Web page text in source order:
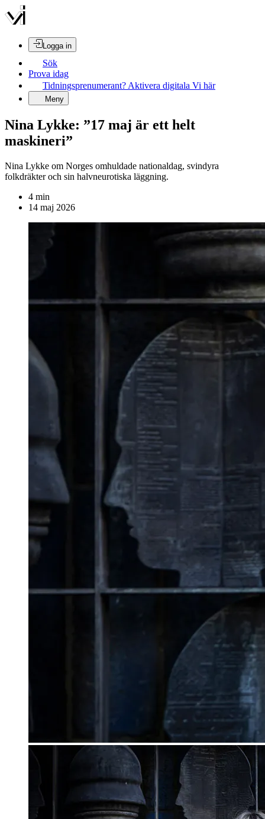
Logga in
Sök
Prova idag
Tidningsprenumerant? Aktivera digitala Vi här
Meny
Nina Lykke: ”17 maj är ett helt
maskineri”
Nina Lykke om Norges omhuldade nationaldag, svindyra
folkdräkter och sin halvneurotiska läggning.
4 min
14 maj 2026